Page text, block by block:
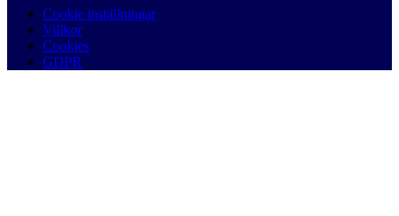
Cookie inställningar
Villkor
Cookies
GDPR